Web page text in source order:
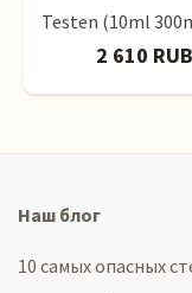
Testen (10ml
2 610 RUB
Наш блог
10 самых опасных